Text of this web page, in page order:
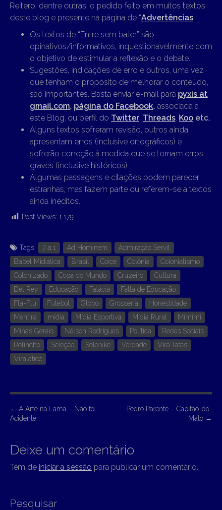
Reitero, dentre outras, o pedido feito em muitos textos
deste blog e presente na página de “Advertências“.
Os textos de “Entre sem bater” são
opinativos/informativos, inquestionavelmente com
o objetivo de estimular a reflexão e o debate.
Sugestões, indicações de erro e outros, uma vez
que tenham o propósito de melhorar o conteúdo,
são importantes. Basta enviar e-mail para pyxis at
gmail.com, página do Facebook, associada a
este Blog, ou perfil do Twitter, Threads, Koo etc.
Alguns textos sofreram revisão, outros ainda
apresentam erros (inclusive ortográficos) e
sofrerão correção à medida que se tornam erros
graves (inclusive históricos).
Algumas passagens e citações podem parecer
estranhas, mas fazem parte ou referem-se a textos
ainda inéditos.
Post Views: 1.179
Tags: 7 a 1 Ad Hominem
Admiração Servil
Babel Midiática
Brasil Coice Colônia
Colonialismo
Colonizado
Copa do Mundo Cruzeiro
Cultura
Del Rey
Educação Falácia
Falta de Educação
Fla-Flu
Futebol Globo Grosseria
Honestidade
Mentira
mídia Mídia Esportiva Mídia Rural
Mimimi
Minas Gerais
Nélson Rodrigues Política
Redes Sociais
Relincho
Seleção Selenike Verdade
Vira-latas
Viralatice
P
o
t
n
← A Arte na Lama – Não foi
Acidente
Pedro Parente – Capitão-do-
Mato →
Deixe um comentário
Tem de iniciar a sessão para publicar um comentário.
Pesquisar